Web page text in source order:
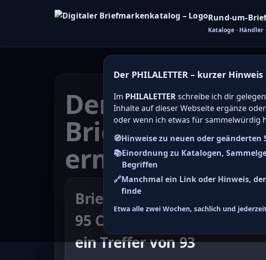
Rund-um-
Kataloge · Händler
Der PHILALETTER – kurzer Hinweis
Im PHILALETTERschreibe ich dir
Inhalte auf dieser Webseite ergänze
oder wenn ich etwas für sammelwürdig
🧭Hinweise zu neuen oder geänderten
📚Einordnung zu Katalogen,
Begriffen
🔗Manchmal ein Link oder Hinweis,
finde
Etwa alle zwei Wochen, sachlich und
Den
Briefmarken
ermitteln
Briefmarke zu
95 C mehrfarbig
ein Treffer von 93